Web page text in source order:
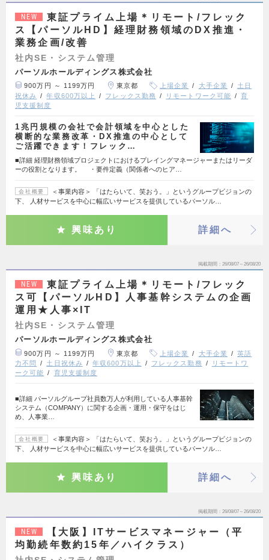
NEW
東証プライム上場＊リモート/フレック
ス【パーソルHD】経理財務領域のDX推進・
業務企画/改善
社内SE・システム管理
パーソルホールディングス株式会社
900万円 ～ 1199万円 東京都 上場企業 大手企業
土日
祝休み
年収600万以上 フレックス勤務 リモートワーク可能
育
児支援制度
1兆円規模の会社で会計領域を中心とした
横断的な業務改革・DX推進の中心として
ご活躍できます！フレック…
■詳細 経理財務領域プロジェクトにおけるプレイングマネージャーまたはリーダ
ーの役割となります。 ・要件定義（関係者へのヒア…
会社概要
＜事業内容＞ 「はたらいて、笑おう。」というグループビジョンの
下、 人材サービスを中心に幅広いサービスを提供しているパーソル…
興味あり 詳細へ
掲載期間 26/08/07～26/08/20
NEW
東証プライム上場＊リモート/フレック
ス可【パーソルHD】人事基幹システムの企画
運用★人事×IT
社内SE・システム管理
パーソルホールディングス株式会社
900万円 ～ 1199万円 東京都 上場企業 大手企業
英語
力不問
土日祝休み 年収600万以上 フレックス勤務
リモートワ
ーク可能
育児支援制度
■詳細 パーソルグループ社員数万人が利用している人事基幹
システム（COMPANY）に関する企画・運用・保守をはじ
め、人事業…
会社概要
＜事業内容＞ 「はたらいて、笑おう。」というグループビジョンの
下、 人材サービスを中心に幅広いサービスを提供しているパーソル…
興味あり 詳細へ
掲載期間 26/08/07～26/08/20
NEW
【大阪】ITサービスマネージャー（平
均勤続年数約15年／ハイクラス）